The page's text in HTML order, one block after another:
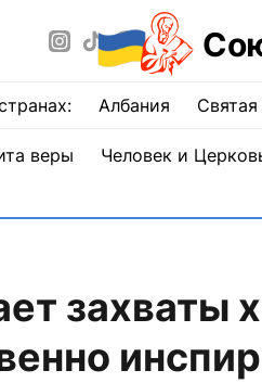
Албания
веры Человек и
захваты